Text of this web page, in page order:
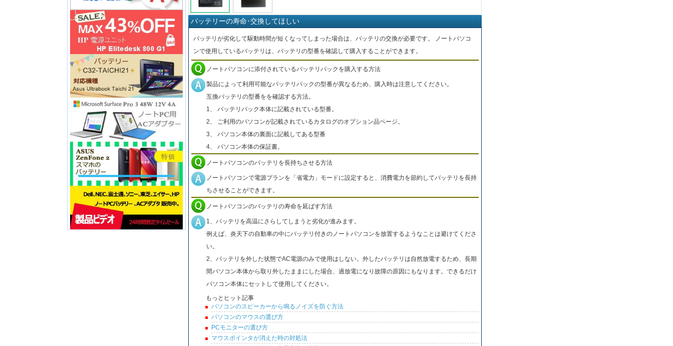
バッテリーの寿命･交換してほしい
バッテリが劣化して駆動時間が短くなってしまった場合は、バッテリの交換が必要です。 ノートパソコ
ンで使用しているバッテリは、バッテリの型番を確認して購入することができます。
ノートパソコンに添付されているバッテリパックを購入する方法
製品によって利用可能なバッテリパックの型番が異なるため、購入時は注意してください。
互換バッテリの型番をを確認する方法。
1、 バッテリパック本体に記載されている型番。
2、 ご利用のパソコンが記載されているカタログのオプション品ページ。
3、 パソコン本体の裏面に記載してある型番
4、 パソコン本体の保証書。
ノートパソコンのバッテリを長持ちさせる方法
ノートパソコンで電源プランを「省電力」モードに設定すると、消費電力を節約してバッテリを長持
ちさせることができます。
ノートパソコンのバッテリの寿命を延ばす方法
1、バッテリを高温にさらしてしまうと劣化が進みます。
例えば、炎天下の自動車の中にバッテリ付きのノートパソコンを放置するようなことは避けてくださ
い。
2、バッテリを外した状態でAC電源のみで使用はしない。外したバッテリは自然放電するため、長期
間パソコン本体から取り外したままにした場合、過放電になり故障の原因にもなります。できるだけ
パソコン本体にセットして使用してください。
もっとヒット記事
パソコンのスピーカーから鳴るノイズを防ぐ方法
パソコンのマウスの選び方
PCモニターの選び方
マウスポインタが消えた時の対処法